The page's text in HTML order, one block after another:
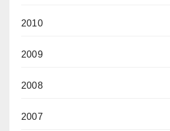
2010
2009
2008
2007